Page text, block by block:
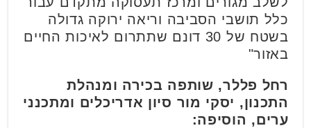
כלל תושבי הסביבה וריאה ירוקה גדולה
בשטח של 30 דונם שתתרום לאיכות החיים
באזור"
רחל פללר, שותפה בכירה ומנהלת
התכנון, יסקי מור סיון אדריכלים ומתכנני
ערים, הוסיפה: